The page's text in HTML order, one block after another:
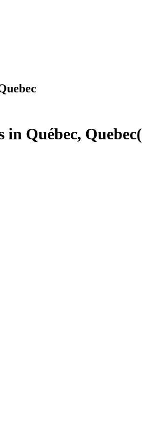
Québec, Quebec(